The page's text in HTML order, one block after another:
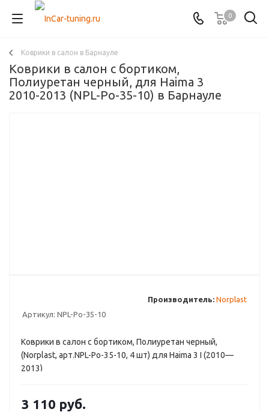
0
Коврики в салон в Барнауле
Коврики в салон с бортиком,
Полиуретан черный, для Haima 3
2010-2013 (NPL-Po-35-10) в Барнауле
Артикул: NPL-Po-35-10
Производитель: Norplast
Коврики в салон с бортиком, Полиуретан черный,
(Norplast, арт.NPL-Po-35-10, 4 шт) для Haima 3 I (2010—
2013)
3 110 руб.